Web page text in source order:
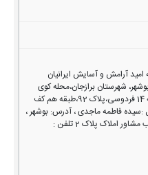
امید آرامش و آسایش ایرانیان
شهرستان برازجان،محله کوی
بیمارستان،میدان معلم،کوچه 14 فردوسی،پلاک 92،طبقه هم کف
مسئول :سیده فاطمه ماجدی ، آدرس: بوشهر ،
خ بهمنی ، کوچه مهر 2 ، جنب مشاور املاک پلاک 2 تلفن :